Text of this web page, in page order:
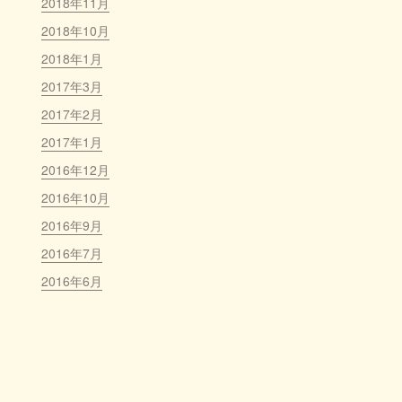
2018年10月
2018年1月
2017年3月
2017年2月
2017年1月
2016年12月
2016年10月
2016年9月
2016年7月
2016年6月